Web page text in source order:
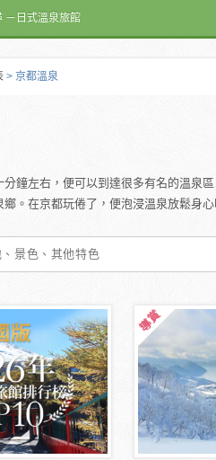
－日式溫泉旅館
> 京都溫泉
鐘左右，便可以到達很多有名的溫泉
。在京都玩倦了，便泡浸溫泉放鬆身心